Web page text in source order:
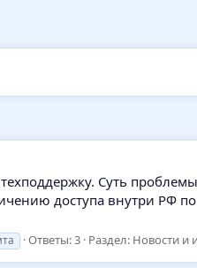
Суть
доступа внутри РФ
Ответы: 3 Раздел: Новости и